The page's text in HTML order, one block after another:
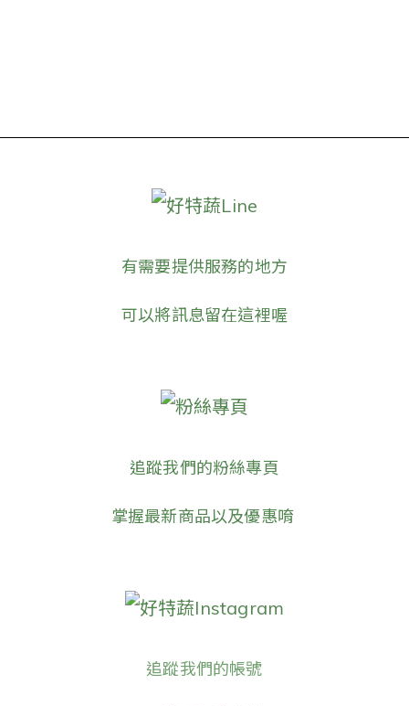
好特蔬Line
有需要提供服務的地方
可以將訊息留在這裡喔
粉絲專頁
追蹤我們的粉絲專頁
掌握最新商品以及優惠唷
好特蔬Instagram
追蹤我們的帳號